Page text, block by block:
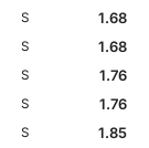
S
1.68
S
1.68
S
1.76
S
1.76
S
1.85